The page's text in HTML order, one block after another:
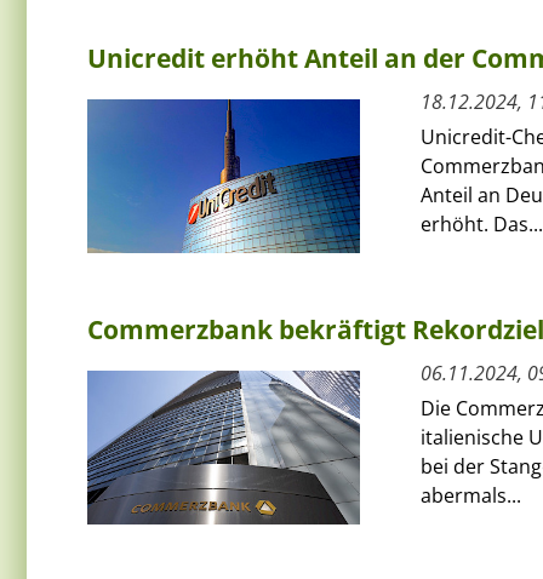
Unicredit erhöht Anteil an der
18.12.2024,
Unicredit-
Anteil an
erhöht. Das...
Commerzbank bekräftigt
06.11.2024,
Die
italienische
bei der
abermals...